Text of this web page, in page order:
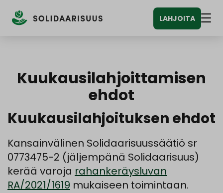
sisältöön
LAHJOITA
Kuukausilahjoittamisen
ehdot
Kuukausilahjoituksen ehdot
Kansainvälinen Solidaarisuussäätiö sr
0773475-2 (jäljempänä Solidaarisuus)
kerää varoja rahankeräysluvan
RA/2021/1619 mukaiseen toimintaan.